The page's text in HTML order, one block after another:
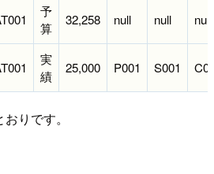
予
算
32,258 null null null
実
績
25,000 P001 S001
りです。